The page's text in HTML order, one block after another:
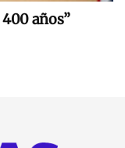
años”